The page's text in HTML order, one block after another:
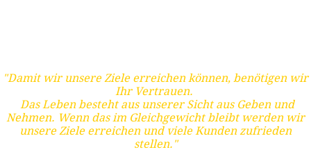
"Damit wir unsere Ziele erreichen können, benötigen wir
Ihr Vertrauen.
Das Leben besteht aus unserer Sicht aus Geben und
Nehmen. Wenn das im Gleichgewicht bleibt werden wir
unsere Ziele erreichen und viele Kunden zufrieden
stellen."